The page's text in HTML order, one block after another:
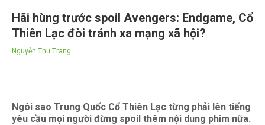
Hãi hùng trước spoil Avengers: Endgame, Cổ
Thiên Lạc đòi tránh xa mạng xã hội?
Nguyễn Thu Trang
Ngôi sao Trung Quốc Cổ Thiên Lạc từng phải lên tiếng
yêu cầu mọi người đừng spoil thêm nội dung phim nữa.